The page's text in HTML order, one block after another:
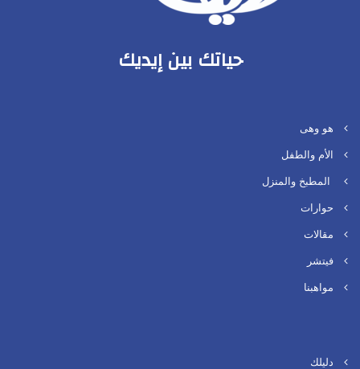
حياتك بين إيديك
هو وهى
الأم والطفل
المطبخ والمنزل
حوارات
مقالات
فيتشر
مواهبنا
دليلك